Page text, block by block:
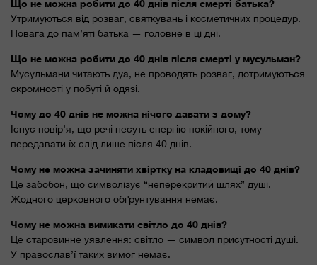
Що не можна робити до 40 днів після смерті батька?
Утримуються від розваг, святкувань і косметичних процедур.
Повага до пам’яті батька — головне в ці дні.
Що не можна робити до 40 днів після смерті у мусульман?
Мусульмани читають дуа, не проводять розваг, дотримуються
скромності у побуті й одязі.
Чому до 40 днів не можна нічого давати з дому?
Існує повір’я, що речі несуть енергію покійного, тому
передавати їх слід лише після 40 днів.
Чому не можна зачиняти хвіртку на кладовищі до 40 днів?
Це забобон, що символізує “неперекритий шлях” душі.
Жодного церковного обґрунтування немає.
Чому не можна вимикати світло до 40 днів?
Це старовинне уявлення: світло — символ присутності душі.
У православ’ї таких вимог немає.